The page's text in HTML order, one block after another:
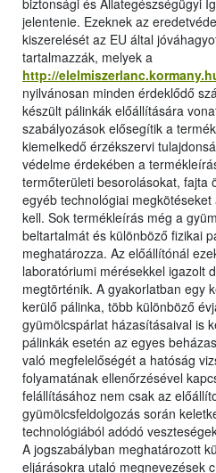
biztonsági és Állategészségügyi
jelentenie. Ezeknek az
kiszerelését az EU által
tartalmazzák, melyek a
http://
nyilvánosan minden érdeklődő
készült pálinkák előállítására
szabályozások elősegítik a
kiemelkedő érzékszervi
védelme érdekében a
termőterületi besorolásokat, fajta
egyéb technológiai
kell. Sok termékleírás még a
beltartalmát és különböző fizikai
meghatározza. Az előállítónál
laboratóriumi mérésekkel igazolt
megtörténik. A gyakorlatban egy
kerülő pálinka, több különböző
gyümölcspárlat házasításaival is
pálinkák esetén az egyes
való megfelelőségét a hatóság
folyamatának ellenőrzésével
felállításához nem csak az
gyümölcsfeldolgozás során
technológiából adódó
A jogszabályban meghatározott
eljárásokra utaló megnevezések